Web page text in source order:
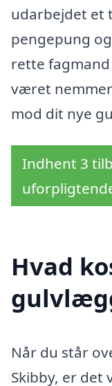
udarbejdet et
pengepung
rette
været
mod dit nye
Indhent 3
Hvad
Når du står
Skibby, er